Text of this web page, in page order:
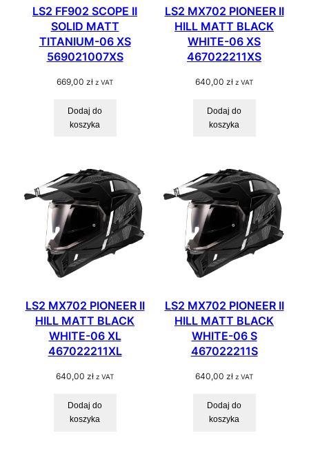
LS2 FF902 SCOPE II
SOLID MATT
TITANIUM-06 XS
569021007XS
669,00 zł z VAT
Dodaj do
koszyka
LS2 MX702 PIONEER II
HILL MATT BLACK
WHITE-06 XS
467022211XS
640,00 zł z VAT
Dodaj do
koszyka
LS2 MX702 PIONEER II
HILL MATT BLACK
WHITE-06 XL
467022211XL
640,00 zł z VAT
Dodaj do
koszyka
LS2 MX702 PIONEER II
HILL MATT BLACK
WHITE-06 S
467022211S
640,00 zł z VAT
Dodaj do
koszyka